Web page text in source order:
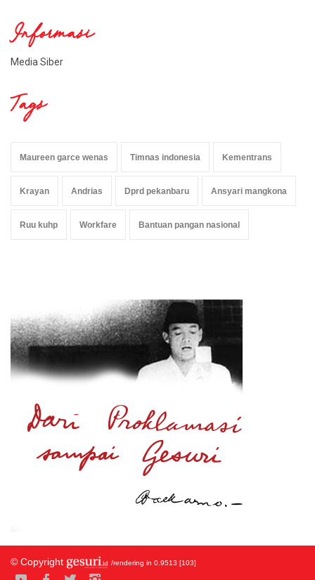
Informasi
Media Siber
Tags
Maureen garce wenas Timnas indonesia Kementrans
Krayan Andrias Dprd pekanbaru Ansyari mangkona
Ruu kuhp Workfare Bantuan pangan nasional
© Copyright /rendering in 0.9513 [103]